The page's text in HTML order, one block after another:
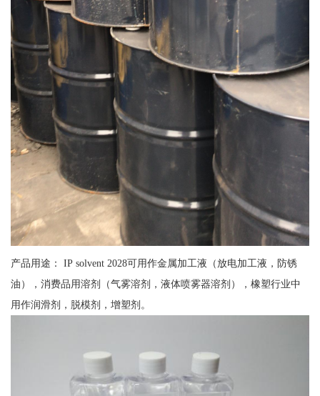
产品用途： IP solvent 2028可用作金属加工液（放电加工液，防锈
油），消费品用溶剂（气雾溶剂，液体喷雾器溶剂），橡塑行业中
用作润滑剂，脱模剂，增塑剂。